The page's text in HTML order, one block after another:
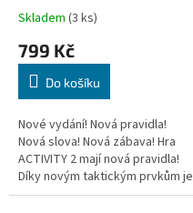
Skladem (3 ks)
799 Kč
Do košíku
Nové vydání! Nová pravidla!
Nová slova! Nová zábava! Hra
ACTIVITY 2 mají nová pravidla!
Díky novým taktickým prvkům je
hra ještě napínavější! Základem